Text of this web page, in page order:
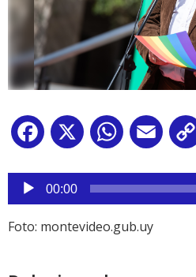
Facebook
X WhatsApp
Email
Reproductor
audio
00:00
Foto: montevideo.gub.uy